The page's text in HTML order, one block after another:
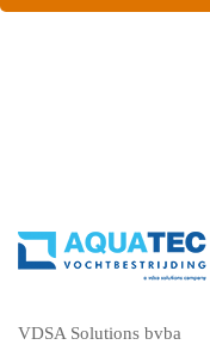
VDSA Solutions bvba